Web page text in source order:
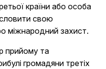
країни або особа
свою
міжнародний захист.
прийому та
громадяни третіх